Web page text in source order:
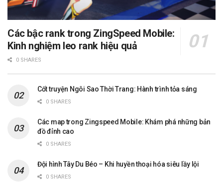
Các bậc rank trong ZingSpeed Mobile:
Kinh nghiệm leo rank hiệu quả
0 SHARES
Cốt truyện Ngôi Sao Thời Trang: Hành trình tỏa sáng
0 SHARES
Các map trong Zingspeed Mobile: Khám phá những bản
đồ đỉnh cao
0 SHARES
Đội hình Tây Du Béo – Khi huyền thoại hóa siêu lầy lội
0 SHARES